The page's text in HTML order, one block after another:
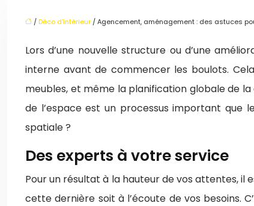
/Déco d'intérieur / Agencement, aménagement : des astuces
Lors d’une nouvelle structure ou d’une
interne avant de commencer les boulots.
meubles, et même la planification globale de
de l’espace est un processus important que
spatiale ?
Des experts à votre service
Pour un résultat à la hauteur de vos attentes, il
cette dernière soit à l’écoute de vos besoins.